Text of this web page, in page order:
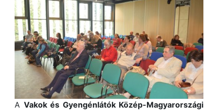
A Vakok és Gyengénlátók Közép-Magyarországi